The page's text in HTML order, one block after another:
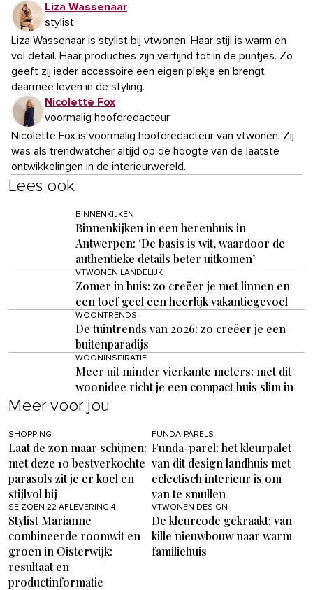
Liza Wassenaar
stylist
Liza Wassenaar is stylist bij vtwonen. Haar stijl is warm en
vol detail. Haar producties zijn verfijnd tot in de puntjes. Zo
geeft zij ieder accessoire een eigen plekje en brengt
daarmee leven in de styling.
Nicolette Fox
voormalig hoofdredacteur
Nicolette Fox is voormalig hoofdredacteur van vtwonen. Zij
was als trendwatcher altijd op de hoogte van de laatste
ontwikkelingen in de interieurwereld.
Lees ook
BINNENKIJKEN
Binnenkijken in een herenhuis in
Antwerpen: ‘De basis is wit, waardoor de
authentieke details beter uitkomen’
VTWONEN LANDELIJK
Zomer in huis: zo creëer je met linnen en
een toef geel een heerlijk vakantiegevoel
WOONTRENDS
De tuintrends van 2026: zo creëer je een
buitenparadijs
WOONINSPIRATIE
Meer uit minder vierkante meters: met dit
woonidee richt je een compact huis slim in
Meer voor jou
SHOPPING
Laat de zon maar schijnen:
met deze 10 bestverkochte
parasols zit je er koel en
stijlvol bij
FUNDA-PARELS
Funda-parel: het kleurpalet
van dit design landhuis met
eclectisch interieur is om
van te smullen
SEIZOEN 22 AFLEVERING 4
Stylist Marianne
combineerde roomwit en
groen in Oisterwijk:
resultaat en
productinformatie
VTWONEN DESIGN
De kleurcode gekraakt: van
kille nieuwbouw naar warm
familiehuis